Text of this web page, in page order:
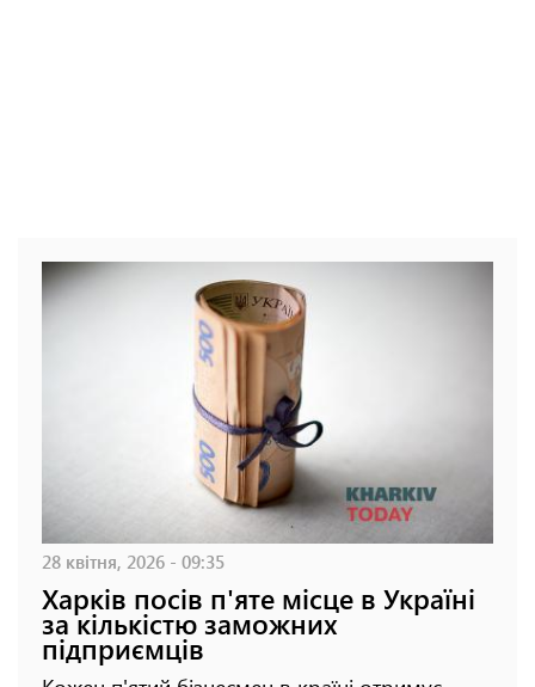
28 квітня, 2026 - 09:35
Харків посів п'яте місце в Україні
за кількістю заможних
підприємців